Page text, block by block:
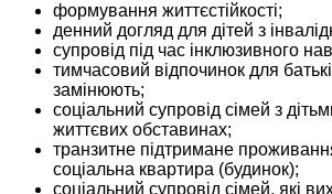
формування життєстійкості;
денний догляд для дітей з
супровід під час інклюзивного
тимчасовий відпочинок для
замінюють;
соціальний супровід сімей з
життєвих обставинах;
транзитне підтримане
соціальна квартира (будинок);
соціальний супровід сімей, які